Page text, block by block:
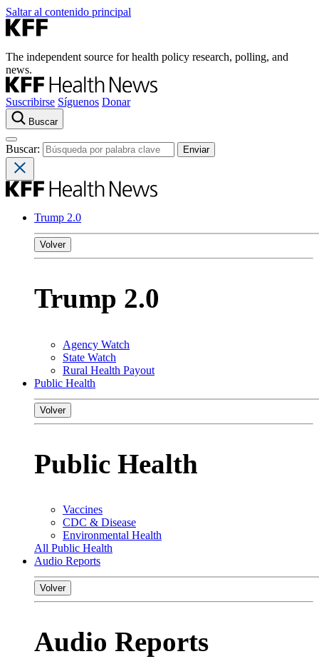
Saltar al contenido principal
The independent source for health policy research, polling, and
news.
Suscribirse Síguenos Donar
Buscar
Buscar:
Trump 2.0
Volver
Trump 2.0
Agency Watch
State Watch
Rural Health Payout
Public Health
Volver
Public Health
Vaccines
CDC & Disease
Environmental Health
All Public Health
Audio Reports
Volver
Audio Reports